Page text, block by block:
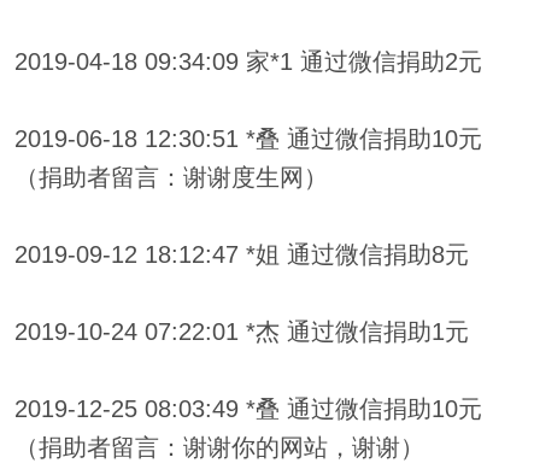
2019-04-18 09:34:09 家*1 通过微信捐助2元
2019-06-18 12:30:51 *叠 通过微信捐助10元
（捐助者留言：谢谢度生网）
2019-09-12 18:12:47 *姐 通过微信捐助8元
2019-10-24 07:22:01 *杰 通过微信捐助1元
2019-12-25 08:03:49 *叠 通过微信捐助10元
（捐助者留言：谢谢你的网站，谢谢）